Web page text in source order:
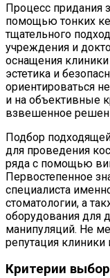
Процесс придания
помощью тонких
тщательного
учреждения и
оснащения
эстетика и
ориентироваться
и на объективные
взвешенное
Подбор
для проведения
ряда с помощью
Первостепенное
специалиста
стоматологии, а
оборудования для
манипуляций. Не
репутация клиники
Критерии